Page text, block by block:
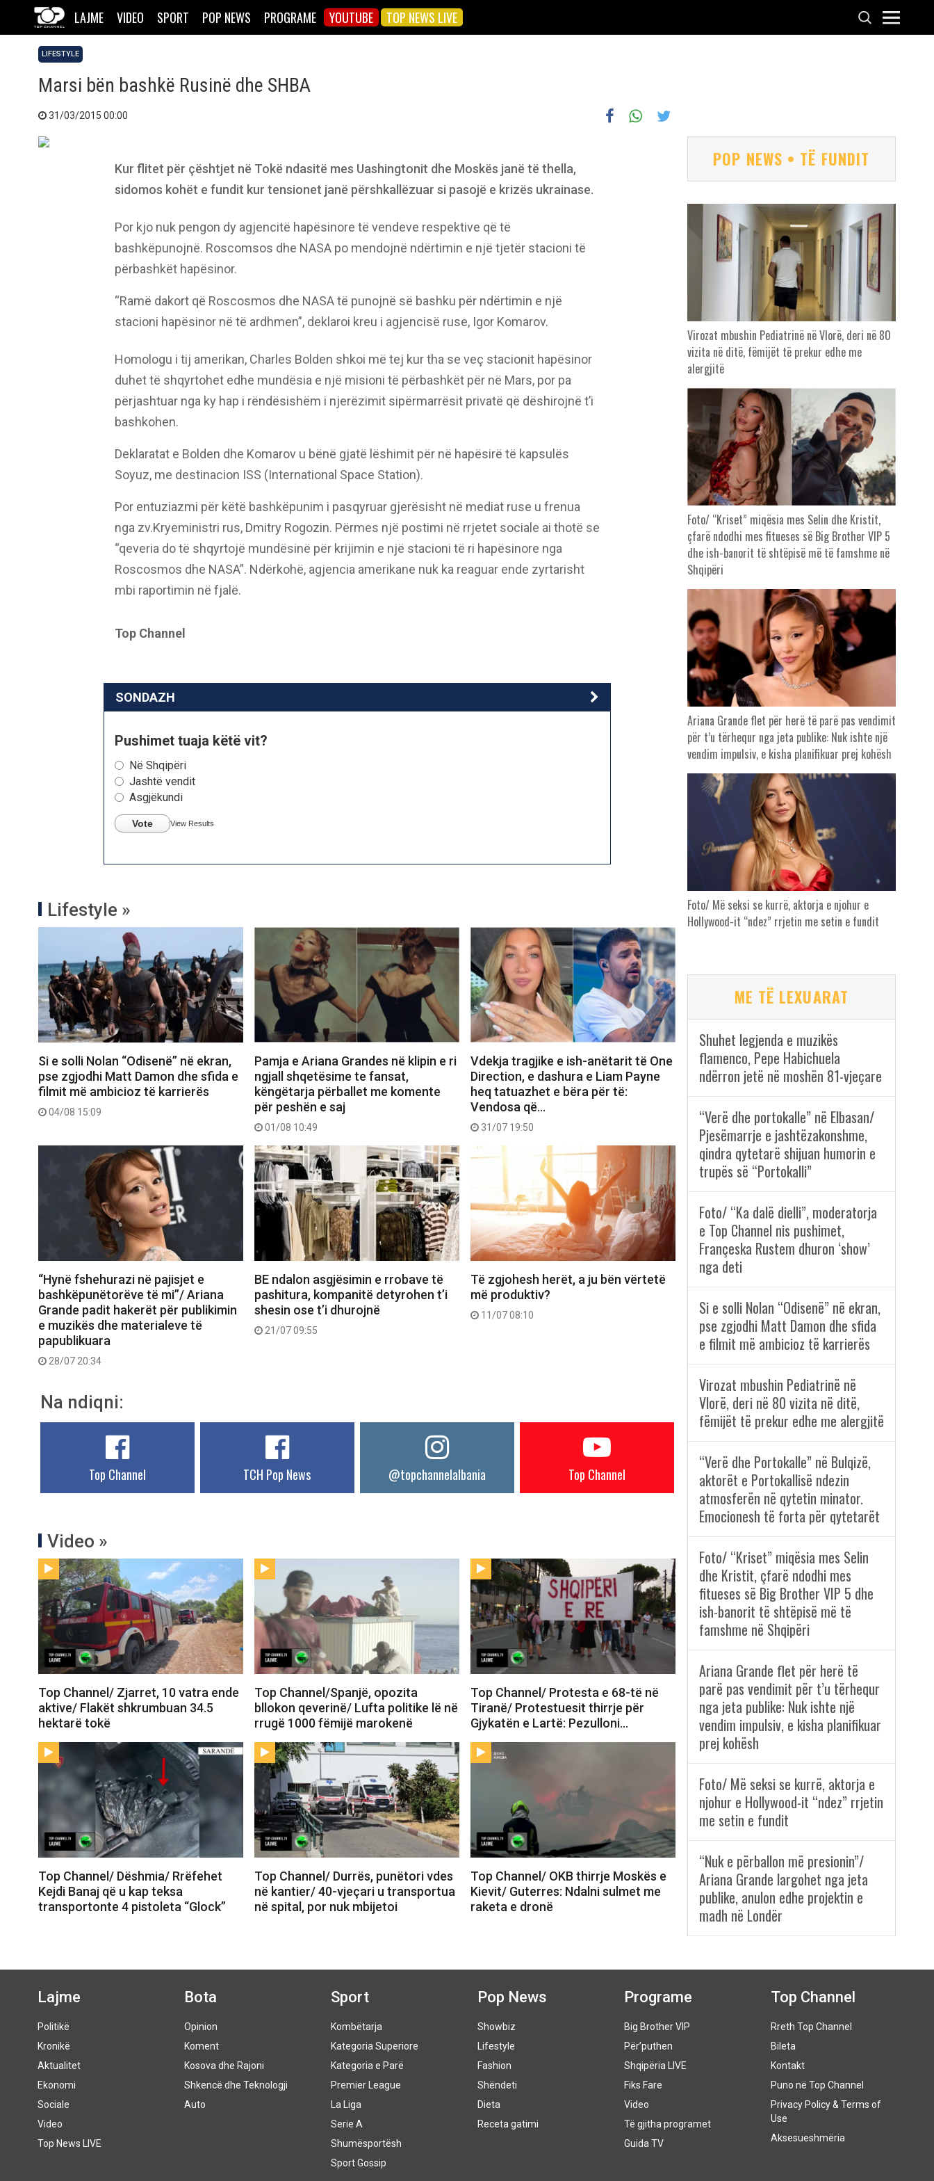
LAJME VIDEO SPORT POP NEWS PROGRAME YOUTUBE TOP NEWS LIVE
LIFESTYLE
Marsi bën bashkë Rusinë dhe SHBA
31/03/2015 00:00
Kur flitet për çështjet në Tokë ndasitë mes Uashingtonit dhe Moskës janë të thella,
sidomos kohët e fundit kur tensionet janë përshkallëzuar si pasojë e krizës ukrainase.
Por kjo nuk pengon dy agjencitë hapësinore të vendeve respektive që të
bashkëpunojnë. Roscomsos dhe NASA po mendojnë ndërtimin e një tjetër stacioni të
përbashkët hapësinor.
“Ramë dakort që Roscosmos dhe NASA të punojnë së bashku për ndërtimin e një
stacioni hapësinor në të ardhmen”, deklaroi kreu i agjencisë ruse, Igor Komarov.
Homologu i tij amerikan, Charles Bolden shkoi më tej kur tha se veç stacionit hapësinor
duhet të shqyrtohet edhe mundësia e një misioni të përbashkët për në Mars, por pa
përjashtuar nga ky hap i rëndësishëm i njerëzimit sipërmarrësit privatë që dëshirojnë t’i
bashkohen.
Deklaratat e Bolden dhe Komarov u bënë gjatë lëshimit për në hapësirë të kapsulës
Soyuz, me destinacion ISS (International Space Station).
Por entuziazmi për këtë bashkëpunim i pasqyruar gjerësisht në mediat ruse u frenua
nga zv.Kryeministri rus, Dmitry Rogozin. Përmes një postimi në rrjetet sociale ai thotë se
“qeveria do të shqyrtojë mundësinë për krijimin e një stacioni të ri hapësinore nga
Roscosmos dhe NASA”. Ndërkohë, agjencia amerikane nuk ka reaguar ende zyrtarisht
mbi raportimin në fjalë.
Top Channel
SONDAZH
Pushimet tuaja këtë vit?
Në Shqipëri
Jashtë vendit
Asgjëkundi
Vote View Results
Lifestyle »
Si e solli Nolan “Odisenë” në ekran,
pse zgjodhi Matt Damon dhe sfida e
filmit më ambicioz të karrierës
04/08 15:09
Pamja e Ariana Grandes në klipin e ri
ngjall shqetësime te fansat,
këngëtarja përballet me komente
për peshën e saj
01/08 10:49
Vdekja tragjike e ish-anëtarit të One
Direction, e dashura e Liam Payne
heq tatuazhet e bëra për të:
Vendosa që…
31/07 19:50
“Hynë fshehurazi në pajisjet e
bashkëpunëtorëve të mi”/ Ariana
Grande padit hakerët për publikimin
e muzikës dhe materialeve të
papublikuara
28/07 20:34
BE ndalon asgjësimin e rrobave të
pashitura, kompanitë detyrohen t’i
shesin ose t’i dhurojnë
21/07 09:55
Të zgjohesh herët, a ju bën vërtetë
më produktiv?
11/07 08:10
Na ndiqni:
Top Channel TCH Pop News @topchannelalbania Top Channel
Video »
Top Channel/ Zjarret, 10 vatra ende
aktive/ Flakët shkrumbuan 34.5
hektarë tokë
Top Channel/Spanjë, opozita
bllokon qeverinë/ Lufta politike lë në
rrugë 1000 fëmijë marokenë
Top Channel/ Protesta e 68-të në
Tiranë/ Protestuesit thirrje për
Gjykatën e Lartë: Pezulloni…
Top Channel/ Dëshmia/ Rrëfehet
Kejdi Banaj që u kap teksa
transportonte 4 pistoleta “Glock”
Top Channel/ Durrës, punëtori vdes
në kantier/ 40-vjeçari u transportua
në spital, por nuk mbijetoi
Top Channel/ OKB thirrje Moskës e
Kievit/ Guterres: Ndalni sulmet me
raketa e dronë
POP NEWS • TË FUNDIT
Virozat mbushin Pediatrinë në Vlorë, deri në 80
vizita në ditë, fëmijët të prekur edhe me
alergjitë
Foto/ “Kriset” miqësia mes Selin dhe Kristit,
çfarë ndodhi mes fitueses së Big Brother VIP 5
dhe ish-banorit të shtëpisë më të famshme në
Shqipëri
Ariana Grande flet për herë të parë pas vendimit
për t’u tërhequr nga jeta publike: Nuk ishte një
vendim impulsiv, e kisha planifikuar prej kohësh
Foto/ Më seksi se kurrë, aktorja e njohur e
Hollywood-it “ndez” rrjetin me setin e fundit
ME TË LEXUARAT
Shuhet legjenda e muzikës
flamenco, Pepe Habichuela
ndërron jetë në moshën 81-vjeçare
“Verë dhe portokalle” në Elbasan/
Pjesëmarrje e jashtëzakonshme,
qindra qytetarë shijuan humorin e
trupës së “Portokalli”
Foto/ “Ka dalë dielli”, moderatorja
e Top Channel nis pushimet,
Françeska Rustem dhuron ‘show’
nga deti
Si e solli Nolan “Odisenë” në ekran,
pse zgjodhi Matt Damon dhe sfida
e filmit më ambicioz të karrierës
Virozat mbushin Pediatrinë në
Vlorë, deri në 80 vizita në ditë,
fëmijët të prekur edhe me alergjitë
“Verë dhe Portokalle” në Bulqizë,
aktorët e Portokallisë ndezin
atmosferën në qytetin minator.
Emocionesh të forta për qytetarët
Foto/ “Kriset” miqësia mes Selin
dhe Kristit, çfarë ndodhi mes
fitueses së Big Brother VIP 5 dhe
ish-banorit të shtëpisë më të
famshme në Shqipëri
Ariana Grande flet për herë të
parë pas vendimit për t’u tërhequr
nga jeta publike: Nuk ishte një
vendim impulsiv, e kisha planifikuar
prej kohësh
Foto/ Më seksi se kurrë, aktorja e
njohur e Hollywood-it “ndez” rrjetin
me setin e fundit
“Nuk e përballon më presionin”/
Ariana Grande largohet nga jeta
publike, anulon edhe projektin e
madh në Londër
Lajme
Politikë
Kronikë
Aktualitet
Ekonomi
Sociale
Video
Top News LIVE
Bota
Opinion
Koment
Kosova dhe Rajoni
Shkencë dhe Teknologji
Auto
Sport
Kombëtarja
Kategoria Superiore
Kategoria e Parë
Premier League
La Liga
Serie A
Shumësportësh
Sport Gossip
Pop News
Showbiz
Lifestyle
Fashion
Shëndeti
Dieta
Receta gatimi
Programe
Big Brother VIP
Për’puthen
Shqipëria LIVE
Fiks Fare
Video
Të gjitha programet
Guida TV
Top Channel
Rreth Top Channel
Bileta
Kontakt
Puno në Top Channel
Privacy Policy & Terms of
Use
Aksesueshmëria